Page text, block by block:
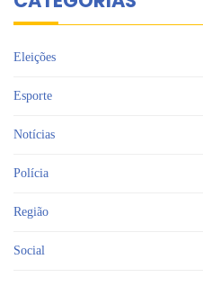
Eleições
Esporte
Notícias
Polícia
Região
Social